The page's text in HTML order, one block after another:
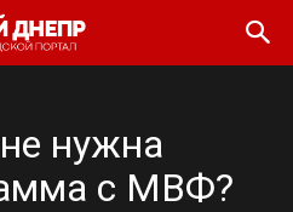
нужна
с МВФ?